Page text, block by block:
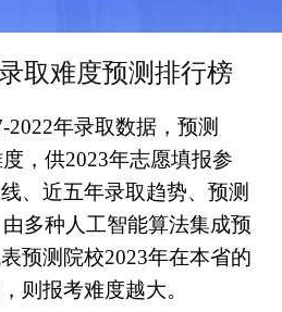
取难度预测排行榜
年录取数据，预测
，供2023年志愿填报参
、近五年录取趋势、预测
多种人工智能算法集成预
预测院校2023年在本省的
则报考难度越大。